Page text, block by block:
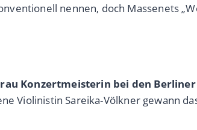
nennen, doch Massenets
Konzertmeisterin bei den
Violinistin Sareika-Völkner gewann